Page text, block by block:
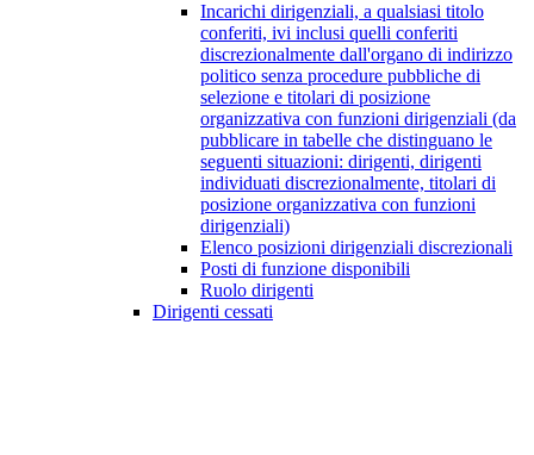
Incarichi dirigenziali, a qualsiasi titolo
conferiti, ivi inclusi quelli conferiti
discrezionalmente dall'organo di indirizzo
politico senza procedure pubbliche di
selezione e titolari di posizione
organizzativa con funzioni dirigenziali (da
pubblicare in tabelle che distinguano le
seguenti situazioni: dirigenti, dirigenti
individuati discrezionalmente, titolari di
posizione organizzativa con funzioni
dirigenziali)
Elenco posizioni dirigenziali discrezionali
Posti di funzione disponibili
Ruolo dirigenti
Dirigenti cessati